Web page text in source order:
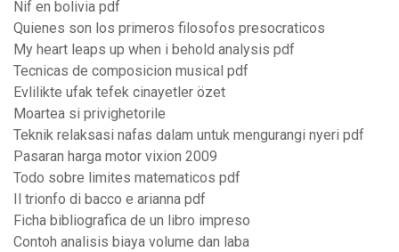
Nif en bolivia pdf
Quienes son los primeros filosofos presocraticos
My heart leaps up when i behold analysis pdf
Tecnicas de composicion musical pdf
Evlilikte ufak tefek cinayetler özet
Moartea si privighetorile
Teknik relaksasi nafas dalam untuk mengurangi nyeri pdf
Pasaran harga motor vixion 2009
Todo sobre limites matematicos pdf
Il trionfo di bacco e arianna pdf
Ficha bibliografica de un libro impreso
Contoh analisis biaya volume dan laba